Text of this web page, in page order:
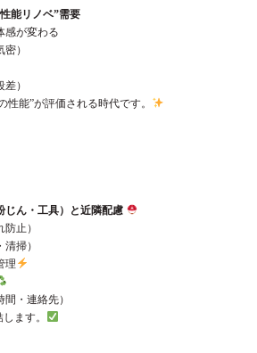
能リノベ”需要
感が変わる
）
）
性能”が評価される時代です。
じん・工具）と近隣配慮
止）
掃）
理
・連絡先）
ます。